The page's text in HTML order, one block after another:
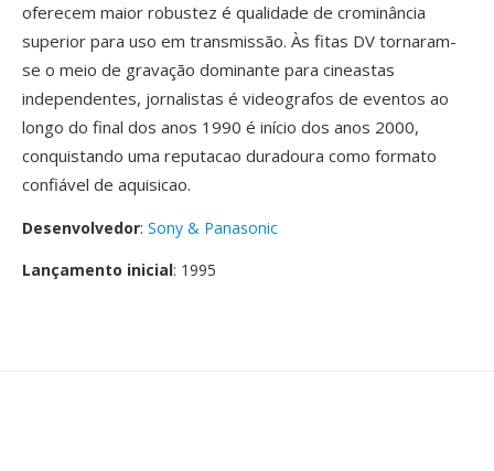
oferecem maior robustez é qualidade de crominância
superior para uso em transmissão. Às fitas DV tornaram-
se o meio de gravação dominante para cineastas
independentes, jornalistas é videografos de eventos ao
longo do final dos anos 1990 é início dos anos 2000,
conquistando uma reputacao duradoura como formato
confiável de aquisicao.
Desenvolvedor: Sony & Panasonic
Lançamento inicial: 1995